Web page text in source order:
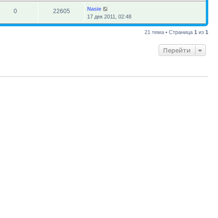
0 22605
Nasie
17 дек 2011, 02:48
21 тема • Страница 1 из 1
Перейти